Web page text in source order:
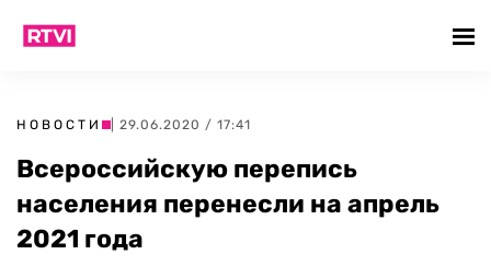
НОВОСТИ | 29.06.2020 / 17:41
Всероссийскую перепись
населения перенесли на апрель
2021 года